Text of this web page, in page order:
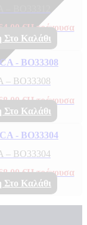
€Η τρέχουσα
Καλάθι
– BO33308
€Η τρέχουσα
Καλάθι
– BO33304
€Η τρέχουσα
Καλάθι